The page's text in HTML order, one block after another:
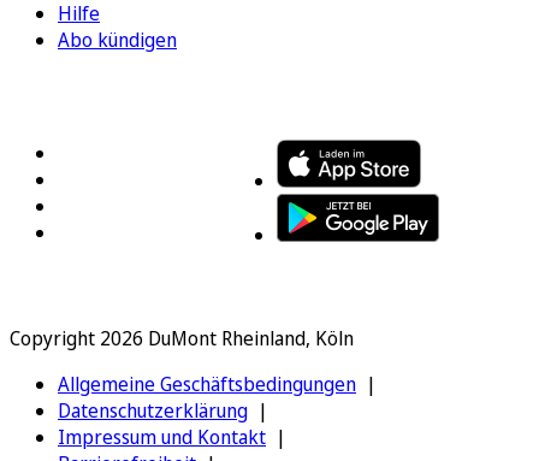
Hilfe
Abo kündigen
Copyright 2026 DuMont Rheinland, Köln
Allgemeine Geschäftsbedingungen
Datenschutzerklärung
Impressum und Kontakt